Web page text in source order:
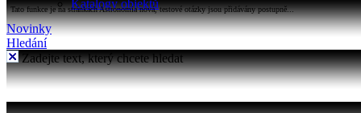
Katalogy objektů
Tato funkce je na stránkách Astronomia nová, testové otázky jsou přidávány postupně...
Novinky
Hledání
Zadejte text, který chcete hledat